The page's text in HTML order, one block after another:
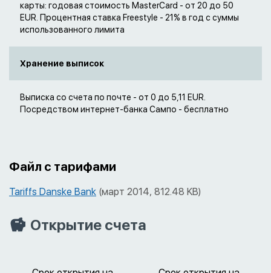
карты: годовая стоимость MasterCard - от 20 до 50
EUR. Процентная ставка Freestyle - 21% в год с суммы
использованного лимита
Хранение выписок
Выписка со счета по почте - от 0 до 5,11 EUR.
Посредством интернет-банка Сампо - бесплатно
Файл с тарифами
Tariffs Danske Bank (март 2014, 812.48 KB)
Открытие счета